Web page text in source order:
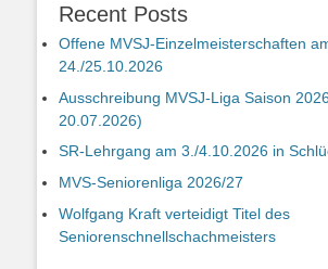
Recent Posts
Offene MVSJ-Einzelmeisterschaften
24./25.10.2026
Ausschreibung MVSJ-Liga Saison
20.07.2026)
SR-Lehrgang am 3./4.10.2026 in
MVS-Seniorenliga 2026/27
Wolfgang Kraft verteidigt Titel des
Seniorenschnellschachmeisters